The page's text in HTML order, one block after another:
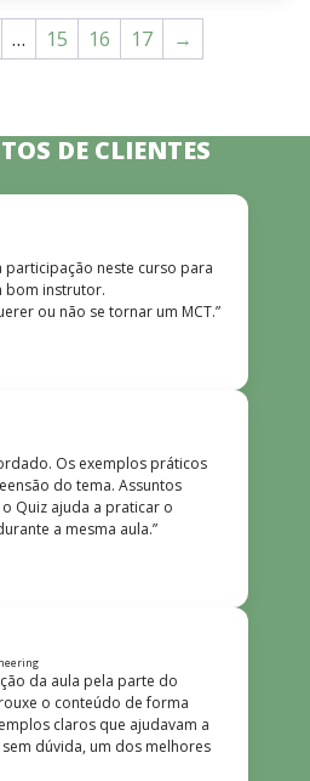
… 15 16 17 →
DE CLIENTES
participação neste curso para
bom instrutor.
ou não se tornar um MCT.”
Os exemplos práticos
do tema. Assuntos
Quiz ajuda a praticar o
a mesma aula.”
da aula pela parte do
o conteúdo de forma
claros que ajudavam a
dúvida, um dos melhores